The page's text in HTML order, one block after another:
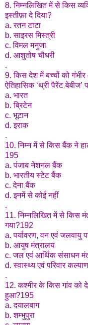
8. निम्नलिखित में से किस
इस्तीफ़ा दे दिया?
a. रतन टाटा
b. साइरस मिस्त्री
c. विमल मनुजा
d. आशुतोष चौधरी
.
9. किस देश में बच्चों को गंभीर
ऐतिहासिक ‘थ्री पैरेंट
a. भारत
b. ब्रिटेन
c. भूटान
d. इराक
.
10. निम्न में से किस बैंक ने
195
a. पंजाब नेशनल बैंक
b. भारतीय स्टेट बैंक
c. देना बैंक
d. इनमें से कोई नहीं
.
11. निम्नलिखित में से किस
गया?192
a. पर्यावरण, वन एवं जलवायु
b. आयुष मंत्रालय
c. जल एवं आर्थिक संसाधन
d. स्वास्थ्य एवं परिवार
.
12. कश्मीर के किस गांव को
हुआ?195
a. दयालबाग
b. शम्भुपुरा